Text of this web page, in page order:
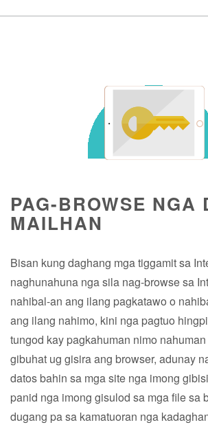
PAG-BROWSE NGA
MAILHAN
Bisan kung daghang mga tiggamit sa
naghunahuna nga sila nag-browse sa
nahibal-an ang ilang pagkatawo o
ang ilang nahimo, kini nga pagtuo
tungod kay pagkahuman nimo
gibuhat ug gisira ang browser, adunay
datos bahin sa mga site nga imong
panid nga imong gisulod sa mga file sa
dugang pa sa kamatuoran nga